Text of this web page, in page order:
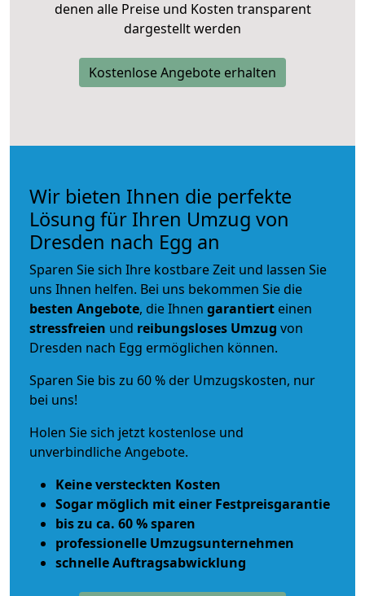
denen alle Preise und Kosten transparent
dargestellt werden
Kostenlose Angebote erhalten
Wir bieten Ihnen die perfekte
Lösung für Ihren Umzug von
Dresden nach Egg an
Sparen Sie sich Ihre kostbare Zeit und lassen Sie
uns Ihnen helfen. Bei uns bekommen Sie die
besten Angebote, die Ihnen garantiert einen
stressfreien und reibungsloses Umzug von
Dresden nach Egg ermöglichen können.
Sparen Sie bis zu 60 % der Umzugskosten, nur
bei uns!
Holen Sie sich jetzt kostenlose und
unverbindliche Angebote.
Keine versteckten Kosten
Sogar möglich mit einer Festpreisgarantie
bis zu ca. 60 % sparen
professionelle Umzugsunternehmen
schnelle Auftragsabwicklung